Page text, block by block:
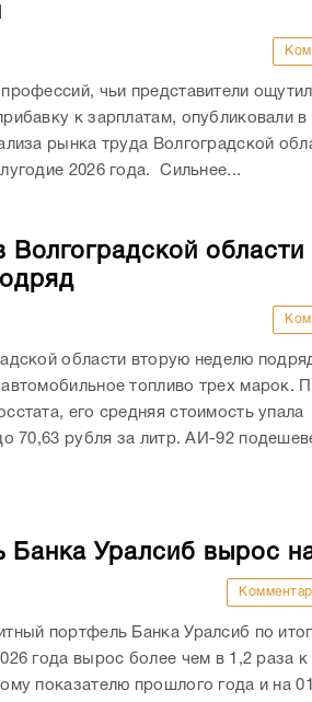
профессий, чьи представители
к зарплатам, опубликовали в
рынка труда Волгоградской
2026 года. Сильнее...
области
области вторую неделю
топливо трех марок.
его средняя стоимость упала
70,63 рубля за литр. АИ-92
Банка Уралсиб вырос
портфель Банка Уралсиб по
года вырос более чем в 1,2 раза к
показателю прошлого года и на